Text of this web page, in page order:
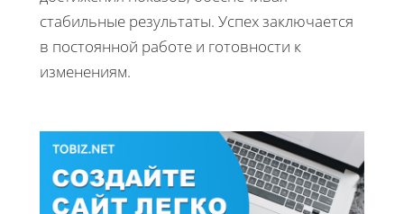
стабильные результаты. Успех заключается
в постоянной работе и готовности к
изменениям.